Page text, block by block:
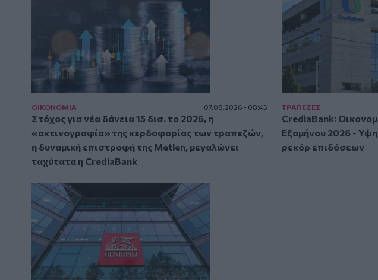
ΟΙΚΟΝΟΜΙΑ 07.08.2026 - 08:45
Στόχος για νέα δάνεια 15 δισ. το 2026, η
«ακτινογραφία» της κερδοφορίας των τραπεζών,
η δυναμική επιστροφή της Metlen, μεγαλώνει
ταχύτατα η CrediaBank
ΤΡAΠΕΖΕΣ
CrediaBank:
Εξαμήνου 2026 -
ρεκόρ επιδόσεων